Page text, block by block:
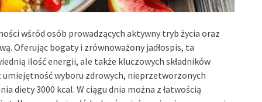
wśród osób prowadzących aktywny tryb życia oraz
Oferując bogaty i zrównoważony jadłospis, ta
ilość energii, ale także kluczowych składników
umiejętność wyboru zdrowych, nieprzetworzonych
diety 3000 kcal. W ciągu dnia można z łatwością